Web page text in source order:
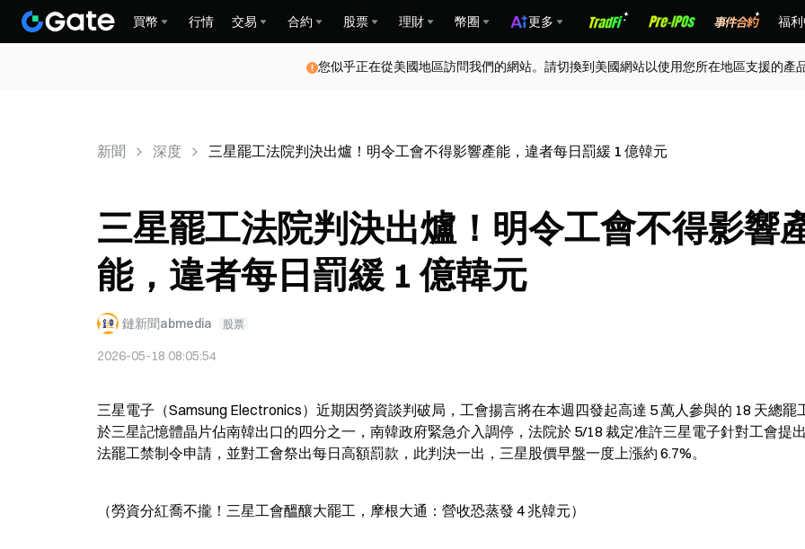
買幣 行情 交易 合約 股票 理財 幣圈 更多 福
您似乎正在從美國地區訪問我們的網站。請切換到美國網站以使用您所在地區支援的產
新聞 深度 三星罷工法院判決出爐！明令工會不得影響產能，違者每日罰緩 1 億韓元
三星罷工法院判決出爐！明令工會不得影響
能，違者每日罰緩 1 億韓元
鏈新聞abmedia 股票
2026-05-18 08:05:54
三星電子（Samsung Electronics）近期因勞資談判破局，工會揚言將在本週四發起高達 5 萬人參與的 18 天總罷
於三星記憶體晶片佔南韓出口的四分之一，南韓政府緊急介入調停，法院於 5/18 裁定准許三星電子針對工會提
法罷工禁制令申請，並對工會祭出每日高額罰款，此判決一出，三星股價早盤一度上漲約 6.7%。
（勞資分紅喬不攏！三星工會醞釀大罷工，摩根大通：營收恐蒸發 4 兆韓元）